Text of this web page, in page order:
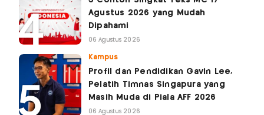
Agustus 2026 yang Mudah
Dipahami
06 Agustus 2026
Kampus
Profil dan Pendidikan Gavin Lee,
Pelatih Timnas Singapura yang
Masih Muda di Piala AFF 2026
06 Agustus 2026